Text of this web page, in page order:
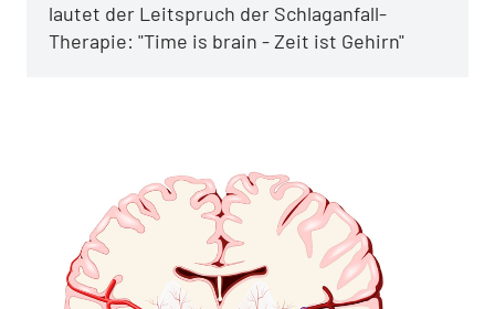
lautet der Leitspruch der Schlaganfall-
Therapie: "Time is brain - Zeit ist Gehirn"